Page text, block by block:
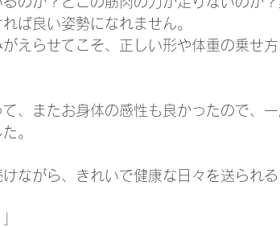
ば良い姿勢になれません。
えらせてこそ、正しい形や体重の乗せ
、またお身体の感性も良かったので、
。
ながら、きれいで健康な日々を送られ